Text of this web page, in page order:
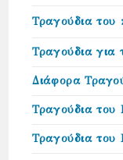
Τραγούδια του
Τραγούδια για
Διάφορα
Τραγούδια του
Τραγούδια